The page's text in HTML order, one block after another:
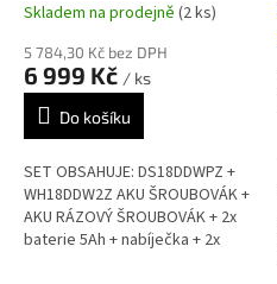
v
e
v
ě
ě
Skladem na prodejně (2 ks)
5 784,30 Kč bez DPH
6 999 Kč / ks
Do košíku
SET OBSAHUJE: DS18DDWPZ +
WH18DDW2Z AKU ŠROUBOVÁK +
AKU RÁZOVÝ ŠROUBOVÁK + 2x
baterie 5Ah + nabíječka + 2x